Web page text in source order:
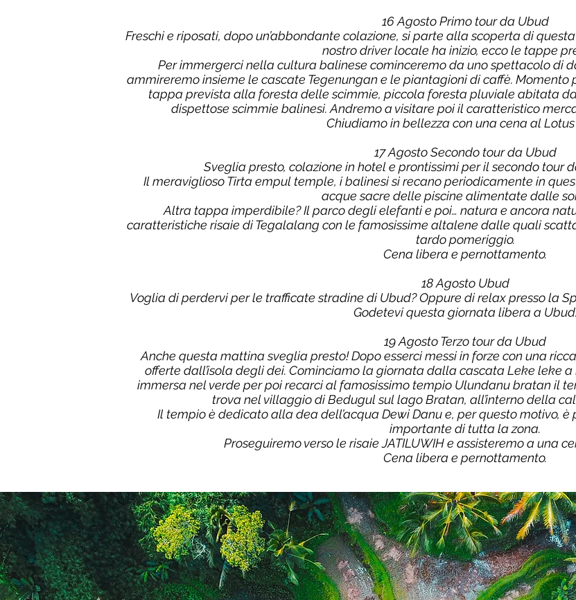
16 Agosto Primo tour da Ubud
Freschi e riposati, dopo un’abbondante colazione, si parte alla scoperta di
nostro driver locale ha inizio, ecco le tappe
Per immergerci nella cultura balinese cominceremo da uno spettacolo di
ammireremo insieme le cascate Tegenungan e le piantagioni di caffè.
tappa prevista alla foresta delle scimmie, piccola foresta pluviale abitata
dispettose scimmie balinesi. Andremo a visitare poi il caratteristico
Chiudiamo in bellezza con una cena al
17 Agosto Secondo tour da Ubud
Sveglia presto, colazione in hotel e prontissimi per il secondo tour
Il meraviglioso Tirta empul temple, i balinesi si recano periodicamente in
acque sacre delle piscine alimentate dalle
Altra tappa imperdibile? Il parco degli elefanti e poi… natura e ancora
caratteristiche risaie di Tegalalang con le famosissime altalene dalle quali
tardo pomeriggio.
Cena libera e pernottamento.
18 Agosto Ubud
Voglia di perdervi per le trafficate stradine di Ubud? Oppure di relax presso la
Godetevi questa giornata libera a Ubud.
19 Agosto Terzo tour da Ubud
Anche questa mattina sveglia presto! Dopo esserci messi in forze con una
offerte dall’isola degli dei. Cominciamo la giornata dalla cascata Leke leke
immersa nel verde per poi recarci al famosissimo tempio Ulundanu bratan il
trova nel villaggio di Bedugul sul lago Bratan, all’interno della
Il tempio è dedicato alla dea dell’acqua Dewi Danu e, per questo motivo, è
importante di tutta la zona.
Proseguiremo verso le risaie JATILUWIH e assisteremo a una
Cena libera e pernottamento.